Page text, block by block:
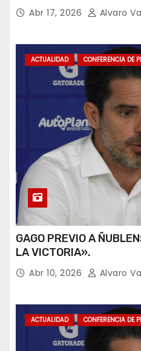
Abr 17, 2026 Alvaro
ACTUALIDAD CONFERENCIA DE
GAGO PREVIO A
LA VICTORIA».
Abr 10, 2026 Alvaro
ACTUALIDAD CONFERENCIA DE